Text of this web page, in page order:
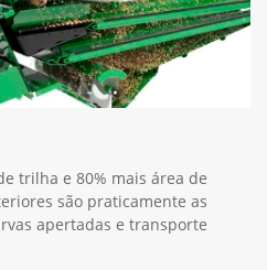
trilha e 80% mais área de
são praticamente as
apertadas e transporte